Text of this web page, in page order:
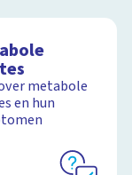
metabole
en hun